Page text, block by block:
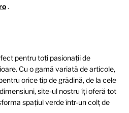
.
pentru toți pasionații de
Cu o gamă variată de articole,
orice tip de grădină, de la cele
site-ul nostru îți oferă tot
spațiul verde într-un colț de